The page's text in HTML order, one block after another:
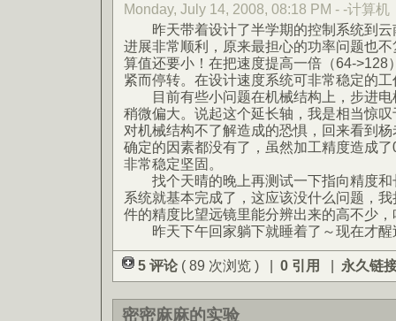
Monday, July 14, 2008, 08:18 PM - -计算机
昨天带着设计了半学期的控制系统到云
进展非常顺利，原来最担心的功率问题也
算值还要小！在把速度提高一倍（64->128
紧而停转。在设计速度系统可非常稳定的工
目前有些小问题在机械结构上，步进电
稍微偏大。说起这个延长轴，我是相当惊
对机械结构不了解造成的恐惧，回来看到
确定的因素都没有了，虽然加工精度造成
非常稳定坚固。
找个天晴的晚上再测试一下指向精度和
系统就基本完成了，这应该没什么问题，
件的精度比望远镜里能分辨出来的高不少
昨天下午回家躺下就睡着了～现在才醒
5 评论 ( 89 次浏览 ) | 0 引用 | 永久链
密密麻麻的实验